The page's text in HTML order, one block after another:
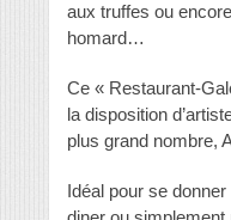
aux truffes ou
homard…
Ce « Restaurant-
la disposition
plus grand nombre,
Idéal pour se